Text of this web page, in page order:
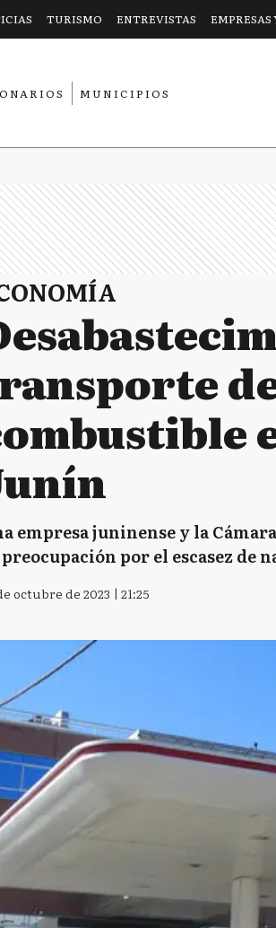
TURISMO ENTREVISTAS EMPRESAS
MUNICIPIOS
empresa juninense y la
por el escasez de
octubre de 2023 | 21:25